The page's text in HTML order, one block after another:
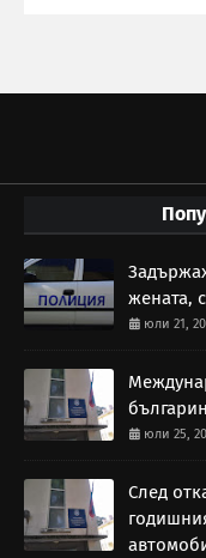
жената,
юли 21,
юли 25,
След